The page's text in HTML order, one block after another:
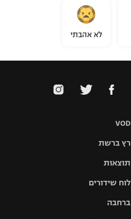
לא אהבתי
VOD
רץ ברשת
תוצאות
לוח שידורים
ברחבה